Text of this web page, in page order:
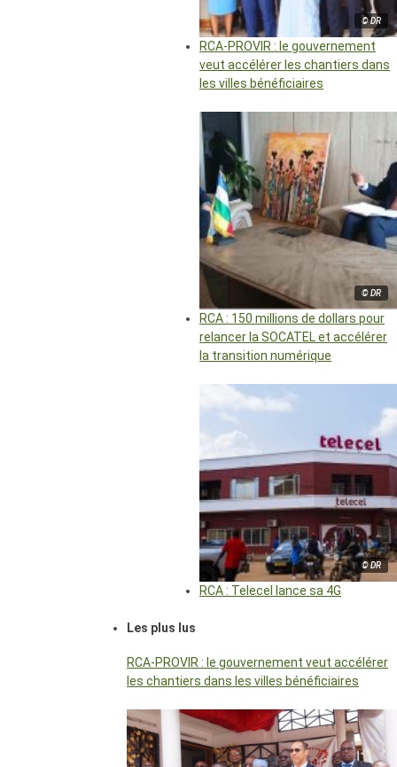
© DR
RCA-PROVIR : le gouvernement
veut accélérer les chantiers dans
les villes bénéficiaires
© DR
RCA : 150 millions de dollars pour
relancer la SOCATEL et accélérer
la transition numérique
© DR
RCA : Telecel lance sa 4G
Les plus lus
RCA-PROVIR : le gouvernement veut accélérer
les chantiers dans les villes bénéficiaires